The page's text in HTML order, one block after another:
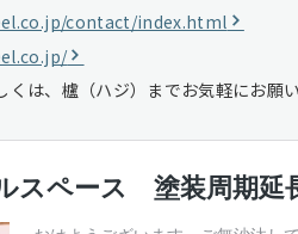
contact/index.html
くは、櫨（ハジ）までお気軽にお願